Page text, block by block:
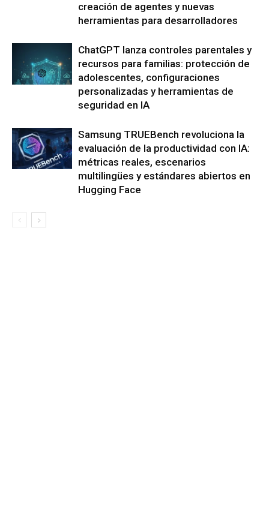
creación de agentes y nuevas
herramientas para desarrolladores
ChatGPT lanza controles parentales y
recursos para familias: protección de
adolescentes, configuraciones
personalizadas y herramientas de
seguridad en IA
Samsung TRUEBench revoluciona la
evaluación de la productividad con IA:
métricas reales, escenarios
multilingües y estándares abiertos en
Hugging Face